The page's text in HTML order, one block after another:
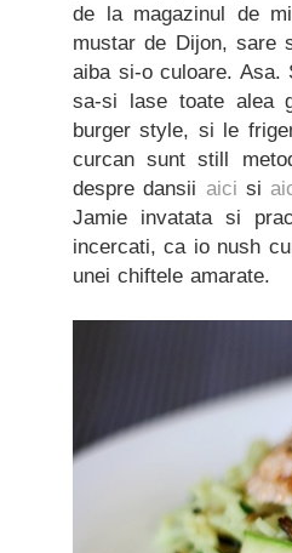
de la magazinul de
mustar de Dijon, sare
aiba si-o culoare. Asa.
sa-si lase toate alea
burger style, si le
curcan sunt still
despre dansii aici si
Jamie invatata si
incercati, ca io nush
unei chiftele amarate.